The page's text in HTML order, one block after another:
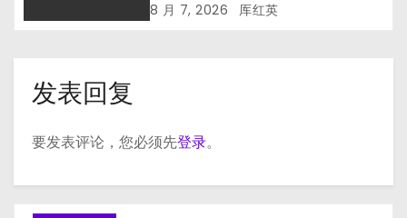
8 月 7, 2026 厍红英
发表回复
要发表评论，您必须先登录。